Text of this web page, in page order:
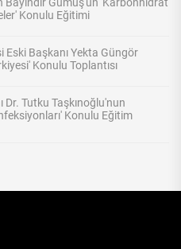
Konulu Eğitimi
Başkanı Yekta Güngör
Konulu Toplantısı
Dr. Tutku Taşkınoğlu'nun
Konulu Eğitim